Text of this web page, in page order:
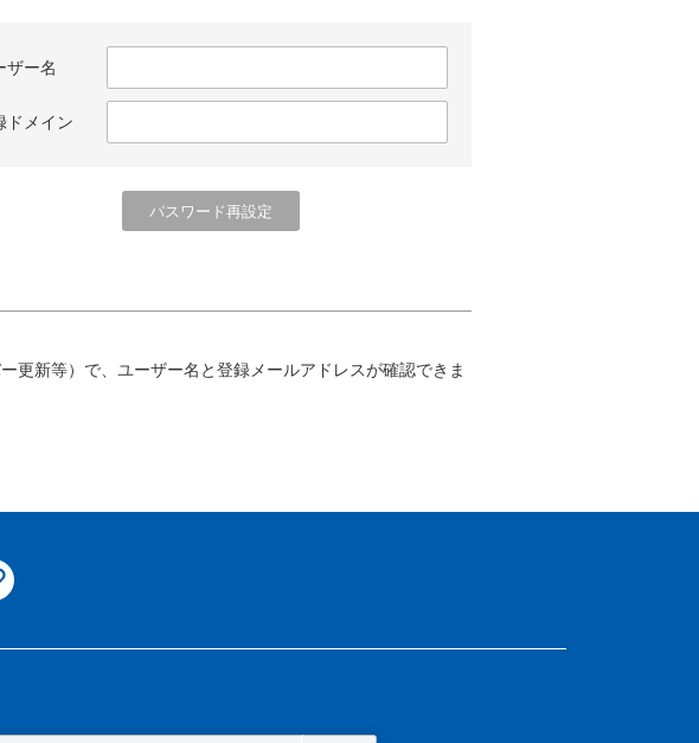
ザー名
ドメイン
更新等）で、ユーザー名と登録メールアドレスが確認できま
copy